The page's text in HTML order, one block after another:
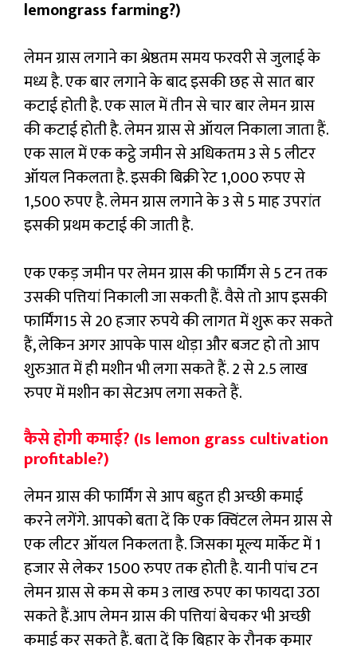
lemongrass farming?)
लेमन ग्रास लगाने का श्रेष्ठतम समय फरवरी से जुलाई के
मध्य है. एक बार लगाने के बाद इसकी छह से सात बार
कटाई होती है. एक साल में तीन से चार बार लेमन ग्रास
की कटाई होती है. लेमन ग्रास से ऑयल निकाला जाता हैं.
एक साल में एक कट्ठे जमीन से अधिकतम 3 से 5 लीटर
ऑयल निकलता है. इसकी बिक्री रेट 1,000 रुपए से
1,500 रुपए है. लेमन ग्रास लगाने के 3 से 5 माह उपरांत
इसकी प्रथम कटाई की जाती है.
एक एकड़ जमीन पर लेमन ग्रास की फार्मिंग से 5 टन तक
उसकी पत्तियां निकाली जा सकती हैं. वैसे तो आप इसकी
फार्मिंग15 से 20 हजार रुपये की लागत में शुरू कर सकते
हैं, लेकिन अगर आपके पास थोड़ा और बजट हो तो आप
शुरुआत में ही मशीन भी लगा सकते हैं. 2 से 2.5 लाख
रुपए में मशीन का सेटअप लगा सकते हैं.
कैसे होगी कमाई? (Is lemon grass cultivation
profitable?)
लेमन ग्रास की फार्मिंग से आप बहुत ही अच्छी कमाई
करने लगेंगे. आपको बता दें कि एक क्विंटल लेमन ग्रास से
एक लीटर ऑयल निकलता है. जिसका मूल्य मार्केट में 1
हजार से लेकर 1500 रुपए तक होती है. यानी पांच टन
लेमन ग्रास से कम से कम 3 लाख रुपए का फायदा उठा
सकते हैं.आप लेमन ग्रास की पत्तियां बेचकर भी अच्छी